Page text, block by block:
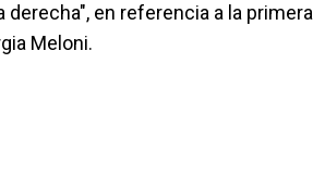
derecha", en referencia a la primera
Meloni.